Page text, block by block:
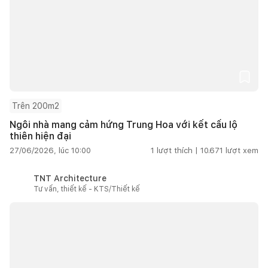
Trên 200m2
Ngôi nhà mang cảm hứng Trung Hoa với kết cấu lộ
thiên hiện đại
27/06/2026, lúc 10:00 1 lượt thích | 10.671 lượt xem
TNT Architecture
Tư vấn, thiết kế - KTS/Thiết kế